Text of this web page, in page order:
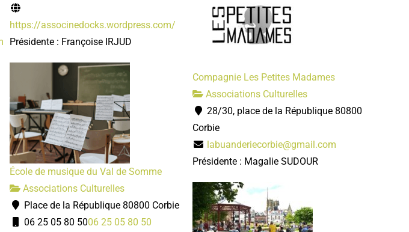
https://associnedocks.wordpress.com/
Présidente : Françoise IRJUD
Compagnie Les Petites Madames
Associations Culturelles
28/30, place de la République 80800
Corbie
labuanderiecorbie@gmail.com
Présidente : Magalie SUDOUR
École de musique du Val de Somme
Associations Culturelles
Place de la République 80800 Corbie
06 25 05 80 5006 25 05 80 50